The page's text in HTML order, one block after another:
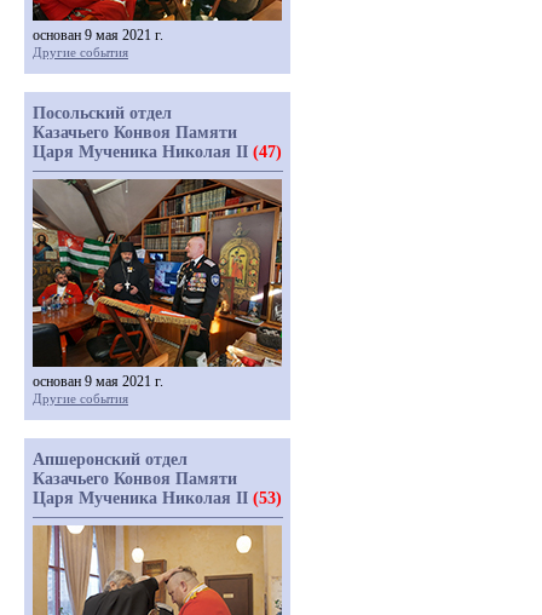
основан 9 мая 2021 г.
Другие события
Посольский отдел
Казачьего Конвоя Памяти
Царя Мученика Николая II (47)
основан 9 мая 2021 г.
Другие события
Апшеронский отдел
Казачьего Конвоя Памяти
Царя Мученика Николая II (53)